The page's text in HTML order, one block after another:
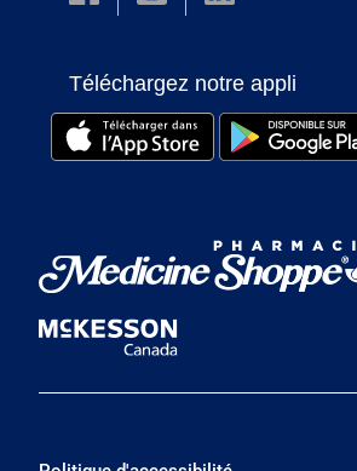
Téléchargez notre appli